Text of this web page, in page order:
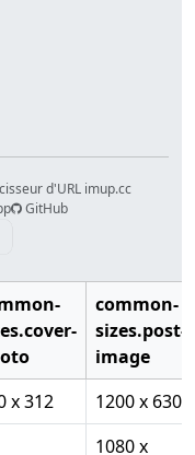
d'URL imup.cc
GitHub
common-
sizes.post-
image
x 312
1200 x 630
1080 x